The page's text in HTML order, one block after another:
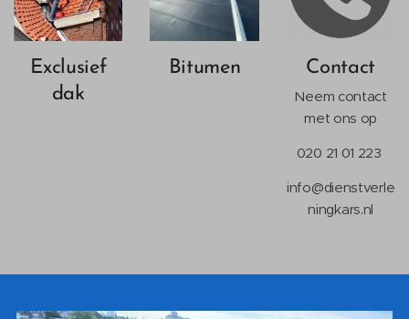
Exclusief
dak
Bitumen Contact
Neem contact
met ons op
020 21 01 223
info@dienstverle
ningkars.nl